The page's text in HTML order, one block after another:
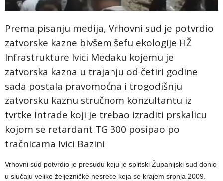
Prema pisanju medija, Vrhovni sud je potvrdio
zatvorske kazne bivšem šefu ekologije HŽ
Infrastrukture Ivici Medaku kojemu je
zatvorska kazna u trajanju od četiri godine
sada postala pravomoćna i trogodišnju
zatvorsku kaznu stručnom konzultantu iz
tvrtke Intrade koji je trebao izraditi prskalicu
kojom se retardant TG 300 posipao po
tračnicama Ivici Bazini
Vrhovni sud potvrdio je presudu koju je splitski Županijski sud donio
u slučaju velike željezničke nesreće koja se krajem srpnja 2009.